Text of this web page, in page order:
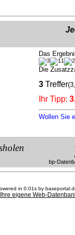
Das
Die
3 Treffer
Ihr Tipp:
Wollen Sie
bp-
in 0.01s by
eigene Web-